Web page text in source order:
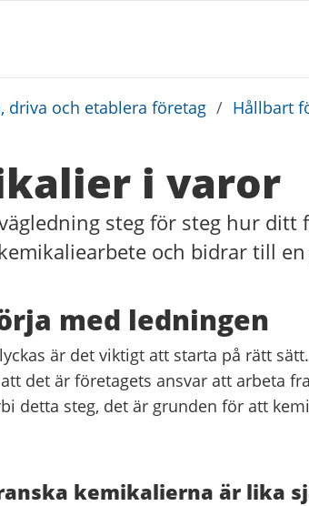
driva och etablera företag / Hållbart
i varor
steg för steg hur ditt
och bidrar till
med ledningen
är det viktigt att starta på rätt
det är företagets ansvar att arbeta
detta steg, det är grunden för att
kemikalierna är lika